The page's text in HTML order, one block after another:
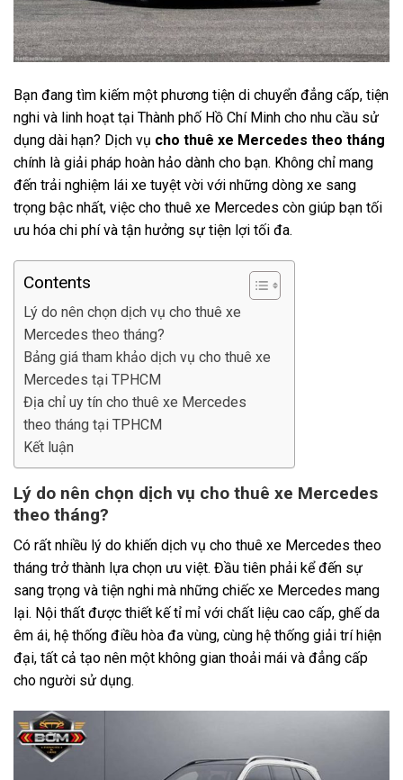
Bạn đang tìm kiếm một phương tiện di chuyển đẳng cấp, tiện
nghi và linh hoạt tại Thành phố Hồ Chí Minh cho nhu cầu sử
dụng dài hạn? Dịch vụ cho thuê xe Mercedes theo tháng
chính là giải pháp hoàn hảo dành cho bạn. Không chỉ mang
đến trải nghiệm lái xe tuyệt vời với những dòng xe sang
trọng bậc nhất, việc cho thuê xe Mercedes còn giúp bạn tối
ưu hóa chi phí và tận hưởng sự tiện lợi tối đa.
Contents
Lý do nên chọn dịch vụ cho thuê xe
Mercedes theo tháng?
Bảng giá tham khảo dịch vụ cho thuê xe
Mercedes tại TPHCM
Địa chỉ uy tín cho thuê xe Mercedes
theo tháng tại TPHCM
Kết luận
Lý do nên chọn dịch vụ cho thuê xe Mercedes
theo tháng?
Có rất nhiều lý do khiến dịch vụ cho thuê xe Mercedes theo
tháng trở thành lựa chọn ưu việt. Đầu tiên phải kể đến sự
sang trọng và tiện nghi mà những chiếc xe Mercedes mang
lại. Nội thất được thiết kế tỉ mỉ với chất liệu cao cấp, ghế da
êm ái, hệ thống điều hòa đa vùng, cùng hệ thống giải trí hiện
đại, tất cả tạo nên một không gian thoải mái và đẳng cấp
cho người sử dụng.